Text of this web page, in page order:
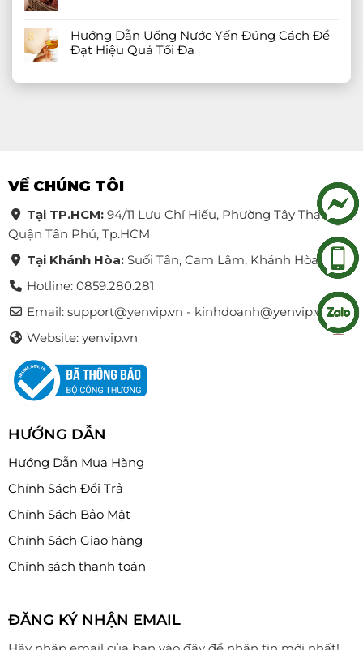
Hướng Dẫn Uống Nước Yến Đúng Cách Để
Đạt Hiệu Quả Tối Đa
VỀ CHÚNG TÔI
Tại TP.HCM:94/11 Lưu Chí Hiếu, Phường Tây Thạnh,
Quận Tân Phú, Tp.HCM
Tại Khánh Hòa:Suối Tân, Cam Lâm, Khánh Hòa
Hotline: 0859.280.281
Email: support@yenvip.vn - kinhdoanh@yenvip.vn
Website: yenvip.vn
HƯỚNG DẪN
Hướng Dẫn Mua Hàng
Chính Sách Đổi Trả
Chính Sách Bảo Mật
Chính Sách Giao hàng
Chính sách thanh toán
ĐĂNG KÝ NHẬN EMAIL